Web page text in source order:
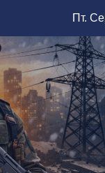
вмісту
Пт.